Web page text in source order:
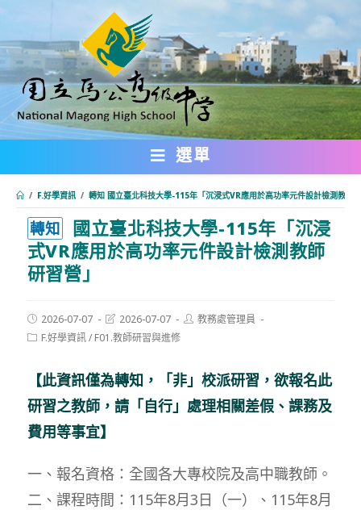
轉
主
要
內
選單
/ F.好學資訊 / 轉知 國立臺北科技大學-115年「沉浸式VR應用於高功率元件設計檢測教師
轉知
國立臺北科技大學-115年「沉浸
式VR應用於高功率元件設計檢測教師
研習營」
Post
published:
2026-07-07
Post
last
modified:
2026-07-07
Post教務處管理員
PostF.好學資訊/ F01.教師研習與進修
【此資訊僅為轉知，「非」校派研習，欲報名此
研習之教師，請「自行」處理相關差假、課務及
費用等事宜】
一、報名資格：全國各大專校院及高中職教師。
二、課程時間：115年8月3日（一）、115年8月